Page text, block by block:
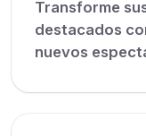
Transforme
destacados
nuevos